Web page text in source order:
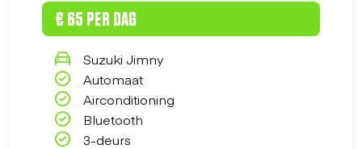
€ 65 PER DAG
Suzuki Jimny
Automaat
Airconditioning
Bluetooth
3-deurs